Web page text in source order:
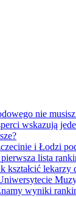
nie
wskazują
i Łodzi
lista
kształcić
wyniki